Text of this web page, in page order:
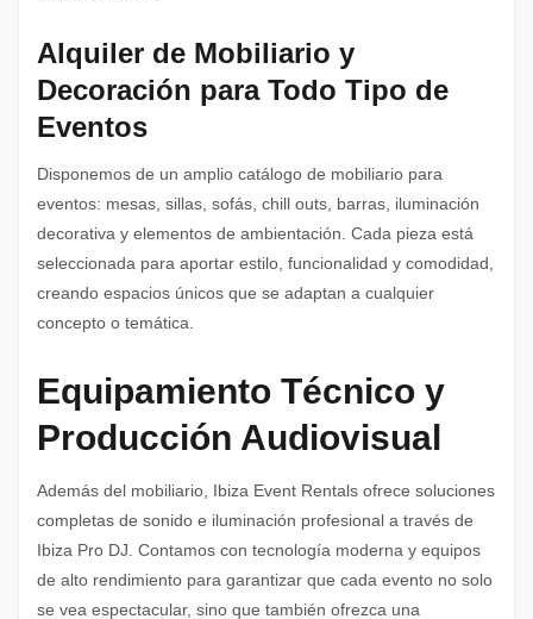
Alquiler de Mobiliario y
Decoración para Todo Tipo de
Eventos
Disponemos de un amplio catálogo de mobiliario para
eventos: mesas, sillas, sofás, chill outs, barras, iluminación
decorativa y elementos de ambientación. Cada pieza está
seleccionada para aportar estilo, funcionalidad y comodidad,
creando espacios únicos que se adaptan a cualquier
concepto o temática.
Equipamiento Técnico y
Producción Audiovisual
Además del mobiliario, Ibiza Event Rentals ofrece soluciones
completas de sonido e iluminación profesional a través de
Ibiza Pro DJ. Contamos con tecnología moderna y equipos
de alto rendimiento para garantizar que cada evento no solo
se vea espectacular, sino que también ofrezca una